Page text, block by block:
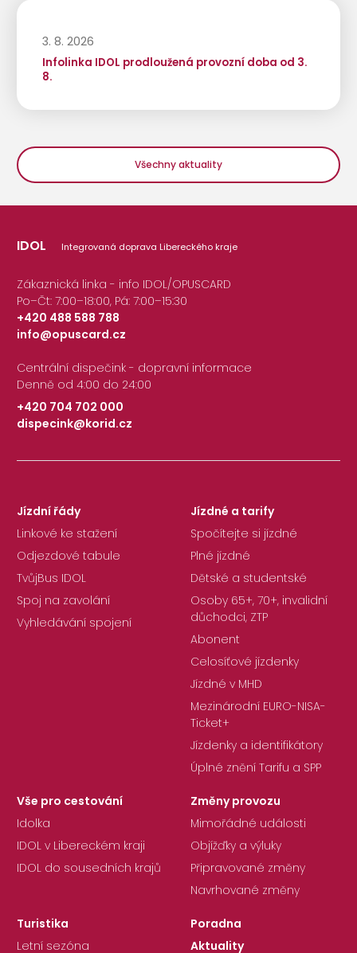
3. 8. 2026
Infolinka IDOL prodloužená provozní doba od 3.
8.
Všechny aktuality
IDOL Integrovaná doprava Libereckého kraje
Zákaznická linka - info IDOL/OPUSCARD
Po–Čt: 7:00–18:00, Pá: 7:00–15:30
+420 488 588 788
|
info@opuscard.cz
Centrální dispečink - dopravní informace
Denně od 4:00 do 24:00
+420 704 702 000
|
dispecink@korid.cz
Jízdní řády
Linkové ke stažení
Odjezdové tabule
TvůjBus IDOL
Spoj na zavolání
Vyhledávání spojení
Jízdné a tarify
Spočítejte si jízdné
Plné jízdné
Dětské a studentské
Osoby 65+, 70+, invalidní
důchodci, ZTP
Abonent
Celosíťové jízdenky
Jízdné v MHD
Mezinárodní EURO-NISA-
Ticket+
Jízdenky a identifikátory
Úplné znění Tarifu a SPP
Vše pro cestování
Idolka
IDOL v Libereckém kraji
IDOL do sousedních krajů
Změny provozu
Mimořádné události
Objížďky a výluky
Připravované změny
Navrhované změny
Turistika
Letní sezóna
Poradna
Aktuality